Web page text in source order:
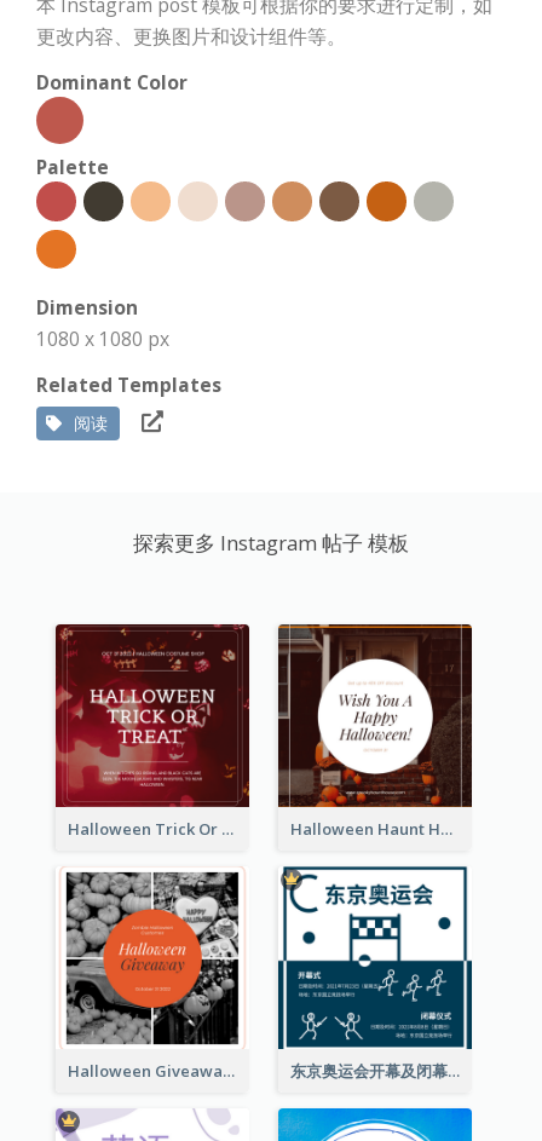
更改内容、更换图片和设计组件等。
Dominant Color
Palette
Dimension
1080 x 1080 px
Related Templates
阅读
探索更多 Instagram 帖子 模板
Halloween Trick Or Treat Instagram Post Halloween Haunt House Instagram Post
Halloween Giveaway Instagram Post 东京奥运会开幕及闭幕式Instagram帖子